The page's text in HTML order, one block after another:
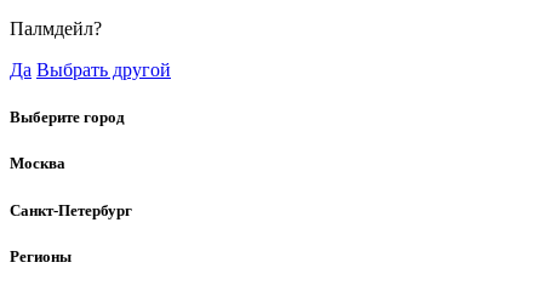
Палмдейл?
Да Выбрать другой
Выберите город
Москва
Санкт-Петербург
Регионы